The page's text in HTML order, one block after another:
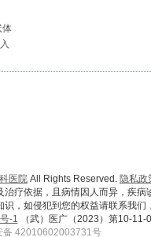
体
医院 All Rights Reserved. 隐私政
疗依据，且病情因人而异，疾病
，如侵犯到您的权益请联系我们
-1 （武）医广（2023）第10-11-
备 42010602003731号